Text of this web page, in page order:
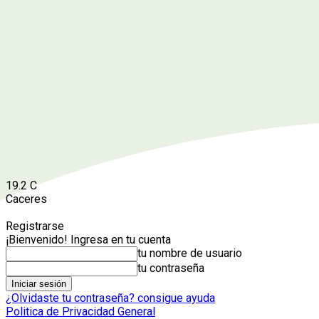
19.2 C
Caceres
Registrarse
¡Bienvenido! Ingresa en tu cuenta
tu nombre de usuario
tu contraseña
¿Olvidaste tu contraseña? consigue ayuda
Politica de Privacidad General